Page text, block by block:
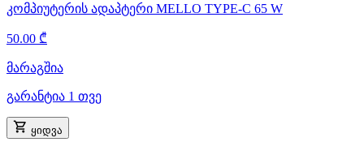
კომპიუტერის ადაპტერი MELLO TYPE-C 65 W
50.00 ₾
მარაგშია
გარანტია 1 თვე
ყიდვა